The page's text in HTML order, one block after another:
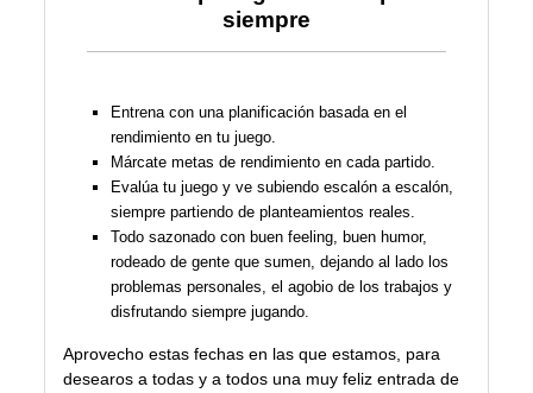
siempre
Entrena con una planificación basada en el
rendimiento en tu juego.
Márcate metas de rendimiento en cada partido.
Evalúa tu juego y ve subiendo escalón a escalón,
siempre partiendo de planteamientos reales.
Todo sazonado con buen feeling, buen humor,
rodeado de gente que sumen, dejando al lado los
problemas personales, el agobio de los trabajos y
disfrutando siempre jugando.
Aprovecho estas fechas en las que estamos, para
desearos a todas y a todos una muy feliz entrada de